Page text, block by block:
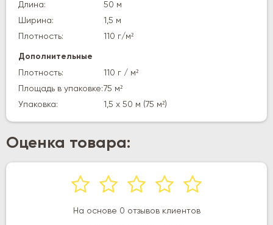
Длина:
50 м
Ширина:
1,5 м
Плотность:
110 г/м²
Дополнительные
Плотность:
110 г / м²
Площадь в упаковке: 75 м²
Упаковка:
1,5 х 50 м (75 м²)
Оценка товара:
На основе 0 отзывов клиентов